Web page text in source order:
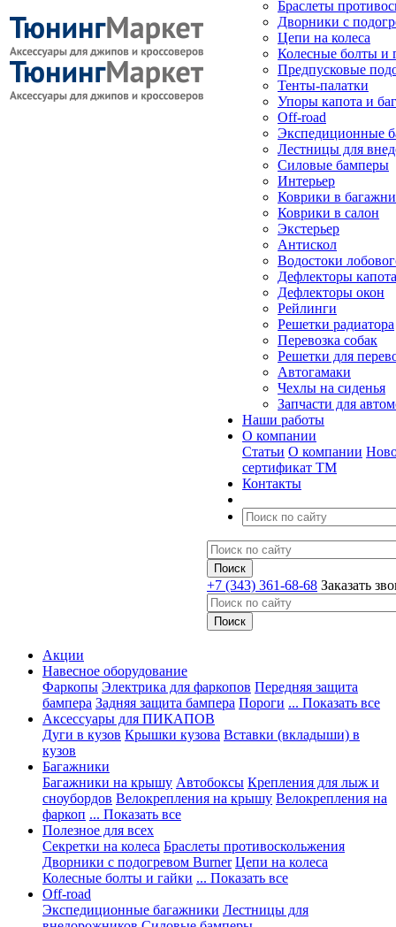
Браслеты
Дворники с
Цепи на колеса
Колесные болты и
Предпусковые
Тенты-палатки
Упоры капота и
Off-road
Экспедиционные
Лестницы для
Силовые бамперы
Интерьер
Коврики в
Коврики в салон
Экстерьер
Антискол
Водостоки
Дефлекторы капота
Дефлекторы окон
Рейлинги
Решетки радиатора
Перевозка собак
Решетки для
Автогамаки
Чехлы на сиденья
Запчасти для
Наши работы
О компании
Статьи О компании
сертификат ТМ
Контакты
+7 (343) 361-68-68 Заказать
Акции
Навесное оборудование
Фаркопы Электрика для фаркопов Передняя защита
бампера Задняя защита бампера Пороги ... Показать все
Аксессуары для ПИКАПОВ
Дуги в кузов Крышки кузова Вставки (вкладыши) в
кузов
Багажники
Багажники на крышу Автобоксы Крепления для лыж и
сноубордов Велокрепления на крышу Велокрепления на
фаркоп ... Показать все
Полезное для всех
Секретки на колеса Браслеты противоскольжения
Дворники с подогревом Burner Цепи на колеса
Колесные болты и гайки ... Показать все
Off-road
Экспедиционные багажники Лестницы для